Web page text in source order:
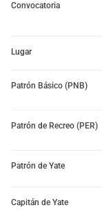
Convocatoria
Lugar
Patrón Básico (PNB)
Patrón de Recreo (PER)
Patrón de Yate
Capitán de Yate